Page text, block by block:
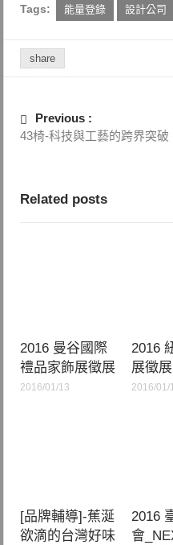
Tags: 能量登錄 設計公司
share
Previous :
43椅-科技與工藝的跨界突破
Related posts
2016 曼谷國際
禮品家飾展徵展
2016/01/13
2016
展徵展
2016/01/
[品牌輔導]-蕉涎
欲滴的台灣好味
2016
會